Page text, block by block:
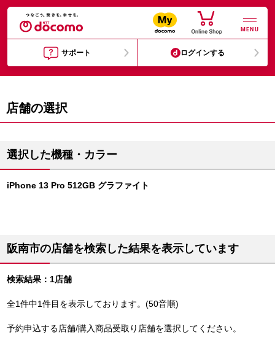
MENU
サポート ログインする
店舗の選択
選択した機種・カラー
iPhone 13 Pro 512GB グラファイト
阪南市の店舗を検索した結果を表示しています
検索結果：1店舗
全1件中1件目を表示しております。(50音順)
予約申込する店舗/購入商品受取り店舗を選択してください。